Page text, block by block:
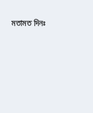
মতামত দিনঃ